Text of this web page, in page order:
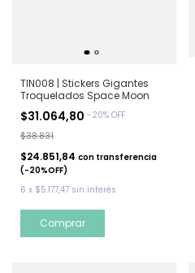
TIN008 | Stickers Gigantes
Troquelados Space Moon
$31.064,80 -20% OFF
$38.831
$24.851,84 con transferencia
(-20%OFF)
6 x $5.177,47 sin interés